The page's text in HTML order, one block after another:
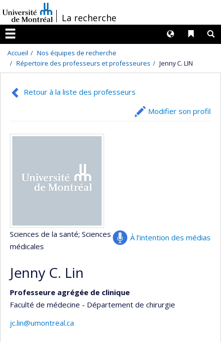
au
contenu
/La recherche
Menu
Liens
Langues
Accueil
Nos équipes de recherche
Répertoire des professeurs et professeures
Jenny C. LIN
Retour à la liste des professeurs
Modifier son profil
À l’intention des médias
Sciences de la santé; Sciences
médicales
Jenny C. Lin
Professeure agrégée de clinique
Faculté de médecine - Département de chirurgie
jc.lin@umontreal.ca